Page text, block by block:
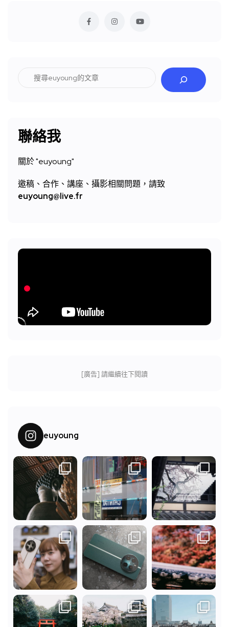
聯絡我
關於 "euyoung"
邀稿、合作、講座、攝影相關問題，請致
euyoung@live.fr
[廣告] 請繼續往下閱讀
euyoung